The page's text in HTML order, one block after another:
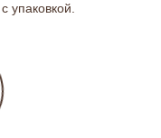
упаковкой.